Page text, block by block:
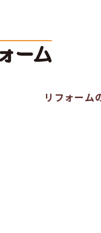
リフォーム